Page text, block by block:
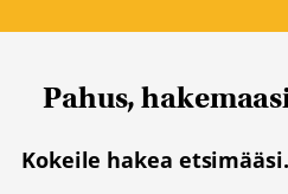
Pahus,
Kokeile hakea etsimääsi.